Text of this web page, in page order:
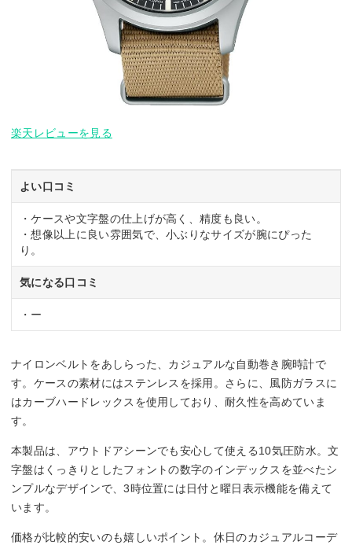
楽天レビューを見る
よい口コミ
・ケースや文字盤の仕上げが高く、精度も良い。
・想像以上に良い雰囲気で、小ぶりなサイズが腕にぴった
り。
気になる口コミ
・ー
ナイロンベルトをあしらった、カジュアルな自動巻き腕時計で
す。ケースの素材にはステンレスを採用。さらに、風防ガラスに
はカーブハードレックスを使用しており、耐久性を高めていま
す。
本製品は、アウトドアシーンでも安心して使える10気圧防水。文
字盤はくっきりとしたフォントの数字のインデックスを並べたシ
ンプルなデザインで、3時位置には日付と曜日表示機能を備えて
います。
価格が比較的安いのも嬉しいポイント。休日のカジュアルコーデ